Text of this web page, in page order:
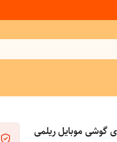
گوشی موبایل ریلمی